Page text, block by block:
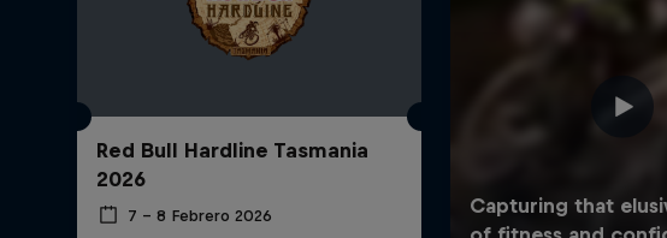
Red Bull Hardline Tasmania
2026
7 – 8 Febrero 2026